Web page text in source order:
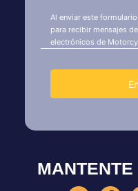
MANTENTE